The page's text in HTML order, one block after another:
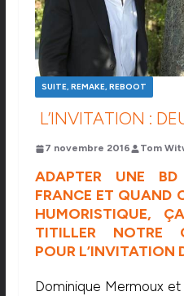
SUITE, REMAKE, REBOOT
L’INVITATION :
7 novembre 2016 Tom
ADAPTER UNE
FRANCE ET QUAND
HUMORISTIQUE,
TITILLER NOTRE
POUR L’INVITATION
Dominique Mermoux